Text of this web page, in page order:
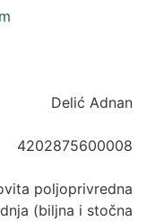
Delić Adnan
4202875600008
poljoprivredna
(biljna i stočna